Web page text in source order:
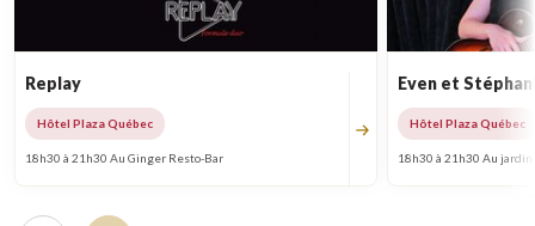
Replay
Hôtel Plaza Québec
18h30 à 21h30 Au Ginger Resto-Bar
Even et
Hôtel Plaza Québec
18h30 à 21h30 Au